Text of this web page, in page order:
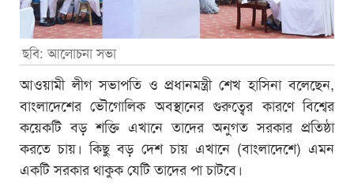
ছবি: আলোচনা সভা
আওয়ামী লীগ সভাপতি ও প্রধানমন্ত্রী শেখ হাসিনা বলেছেন,
বাংলাদেশের ভৌগোলিক অবস্থানের গুরুত্বের কারণে বিশ্বের
কয়েকটি বড় শক্তি এখানে তাদের অনুগত সরকার প্রতিষ্ঠা
করতে চায়। কিছু বড় দেশ চায় এখানে (বাংলাদেশে) এমন
একটি সরকার থাকুক যেটি তাদের পা চাটবে।